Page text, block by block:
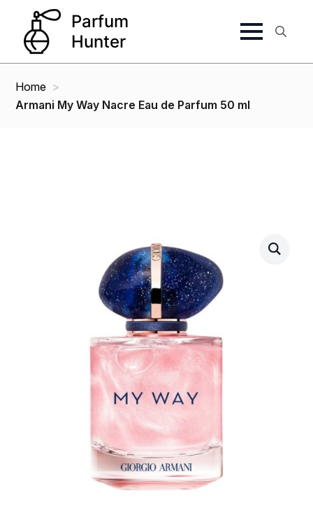
Home
Armani My Way Nacre Eau de Parfum 50 ml